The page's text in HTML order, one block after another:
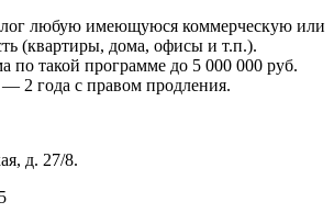
любую имеющуюся коммерческую или
(квартиры, дома, офисы и т.п.).
по такой программе до 5 000 000 руб.
2 года с правом продления.
д. 27/8.